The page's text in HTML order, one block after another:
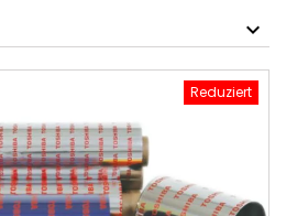
Reduziert